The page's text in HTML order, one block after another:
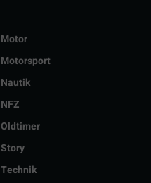
Motor
Motorsport
Nautik
NFZ
Oldtimer
Story
Technik